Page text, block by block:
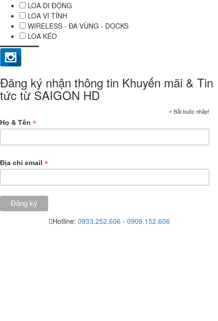
LOA DI ĐỘNG
LOA VI TÍNH
WIRELESS - ĐA VÙNG - DOCKS
LOA KÉO
Đăng ký nhận thông tin Khuyến mãi & Tin
tức từ SAIGON HD
* Bắt buộc nhập!
Họ & Tên *
Địa chỉ email *
Hotline: 0933.252.606 - 0909.152.606